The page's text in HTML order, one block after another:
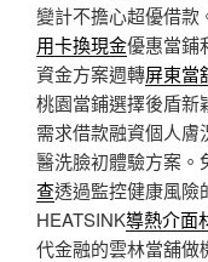
變計不擔心超優借款
用卡換現金優惠當鋪
資金方案週轉屏東當
桃園當鋪選擇後盾新
需求借款融資個人膚
醫洗臉初體驗方案。
查透過監控健康風險
HEATSINK導熱介面
代金融的雲林當舖做